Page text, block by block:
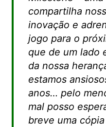
compartilha
inovação e
jogo para o
que de um lado
da nossa
estamos
anos… pelo
mal posso
breve uma